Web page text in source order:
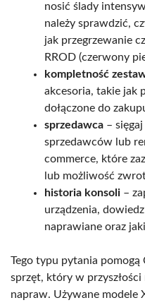
nosić ślady
należy sprawdzić,
jak przegrzewanie
RROD (czerwony
kompletność
akcesoria, takie jak
dołączone do
sprzedawca –
sprzedawców lub
commerce, które
lub możliwość
historia konsoli –
urządzenia,
naprawiane oraz
Tego typu pytania
sprzęt, który w
napraw. Używane modele